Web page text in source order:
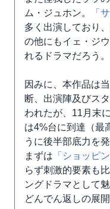
ム・ジュホン。
「
多く出演しており
の他にもイェ・ジ
れるドラマだろう。
因みに、本作品は
断、出演陣及びス
われたが、11月末
は4%台に到達（最
うに後半部底力を
まずは 「ショッピ
らず刺激的要素も
ングドラマとして
どんでん返しの展